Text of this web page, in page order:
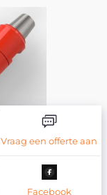
Vraag een offerte aan
Facebook